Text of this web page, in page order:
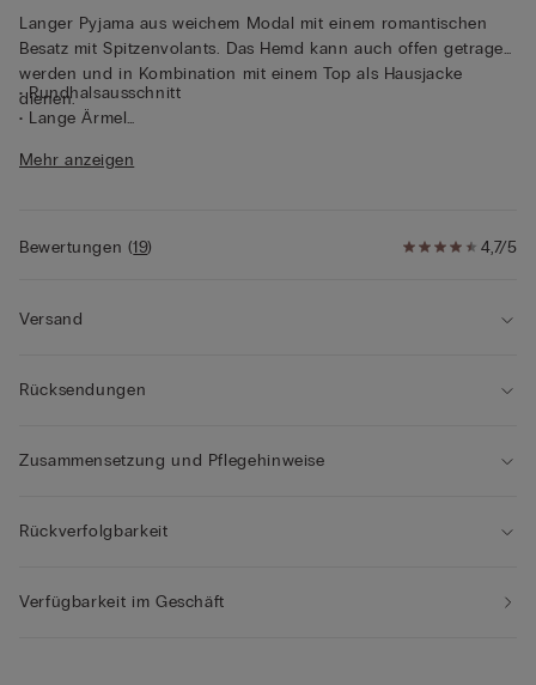
Langer Pyjama aus weichem Modal mit einem romantischen
Besatz mit Spitzenvolants. Das Hemd kann auch offen getragen
werden und in Kombination mit einem Top als Hausjacke
dienen.
• Rundhalsausschnitt
• Lange Ärmel
• Palazzohose
Mehr anzeigen
4,7/5
Bewertungen (19)
Versand
Rücksendungen
Zusammensetzung und Pflegehinweise
Rückverfolgbarkeit
Verfügbarkeit im Geschäft